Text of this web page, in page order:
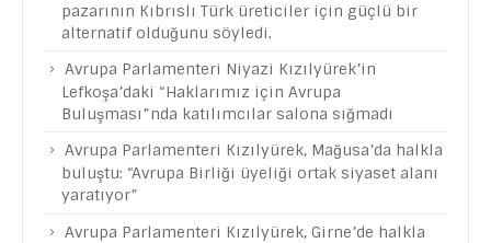
pazarının Kıbrıslı Türk üreticiler için güçlü bir
alternatif olduğunu söyledi.
Avrupa Parlamenteri Niyazi Kızılyürek’in
Lefkoşa’daki “Haklarımız için Avrupa
Buluşması”nda katılımcılar salona sığmadı
Avrupa Parlamenteri Kızılyürek, Mağusa’da halkla
buluştu: “Avrupa Birliği üyeliği ortak siyaset alanı
yaratıyor”
Avrupa Parlamenteri Kızılyürek, Girne’de halkla